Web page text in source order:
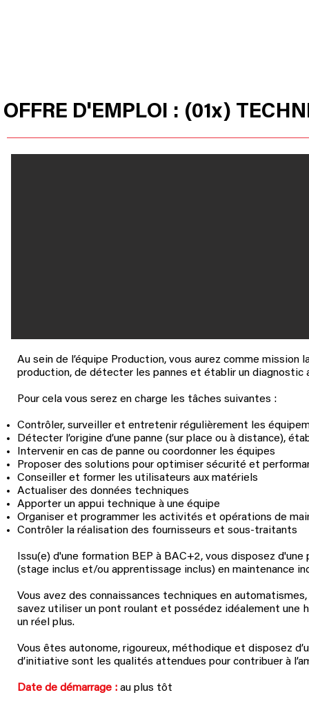
OFFRE D'EMPLOI : (01x)
Au sein de l’équipe Production, vous aurez comme
production, de détecter les pannes et établir un diagnostic
Pour cela vous serez en charge les tâches suivantes :
Contrôler, surveiller et entretenir régulièrement les
Détecter l’origine d’une panne (sur place ou à distance),
Intervenir en cas de panne ou coordonner les équipes
Proposer des solutions pour optimiser sécurité et
Conseiller et former les utilisateurs aux matériels
Actualiser des données techniques
Apporter un appui technique à une équipe
Organiser et programmer les activités et opérations de
Contrôler la réalisation des fournisseurs et sous-traitants
Issu(e) d'une formation BEP à BAC+2, vous disposez d'une
(stage inclus et/ou apprentissage inclus) en maintenance
Vous avez des connaissances techniques en
savez utiliser un pont roulant et possédez idéalement une
un réel plus.
Vous êtes autonome, rigoureux, méthodique et disposez
d’initiative sont les qualités attendues pour contribuer à
Date de démarrage : au plus tôt